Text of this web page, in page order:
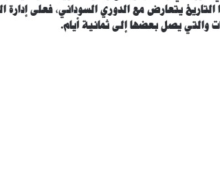
الرواندي يوم 29 مايو، وهذا التاريخ يتعارض مع الدوري السوداني،
والتي يصل بعضها إلى ثمانية أيام.